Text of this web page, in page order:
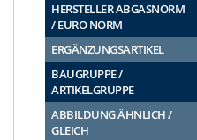
HERSTELLER ABGASNORM
/ EURO NORM
ERGÄNZUNGSARTIKEL
BAUGRUPPE /
ARTIKELGRUPPE
ABBILDUNG ÄHNLICH /
GLEICH